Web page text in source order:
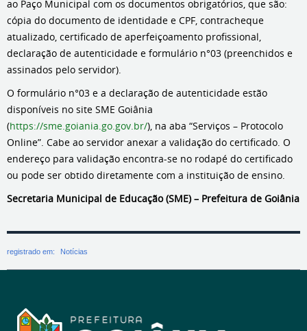
ao Paço Municipal com os documentos obrigatórios, que são:
cópia do documento de identidade e CPF, contracheque
atualizado, certificado de aperfeiçoamento profissional,
declaração de autenticidade e formulário n°03 (preenchidos e
assinados pelo servidor).
O formulário n°03 e a declaração de autenticidade estão
disponíveis no site SME Goiânia
(https://sme.goiania.go.gov.br/), na aba “Serviços – Protocolo
Online”. Cabe ao servidor anexar a validação do certificado. O
endereço para validação encontra-se no rodapé do certificado
ou pode ser obtido diretamente com a instituição de ensino.
Secretaria Municipal de Educação (SME) – Prefeitura de Goiânia
registrado em: Notícias